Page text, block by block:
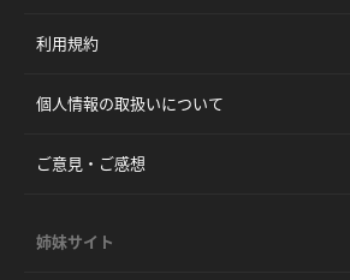
利用規約
個人情報の取扱いについて
ご意見・ご感想
姉妹サイト